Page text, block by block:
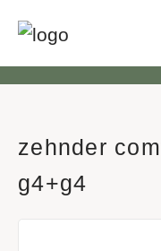
zehnder
g4+g4